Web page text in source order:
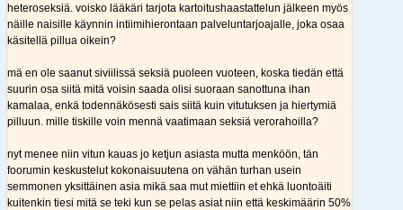
heteroseksiä. voisko lääkäri tarjota kartoitushaastattelun jälkeen myös
näille naisille käynnin intiimihierontaan palveluntarjoajalle, joka osaa
käsitellä pillua oikein?
mä en ole saanut siviilissä seksiä puoleen vuoteen, koska tiedän että
suurin osa siitä mitä voisin saada olisi suoraan sanottuna ihan
kamalaa, enkä todennäkösesti sais siitä kuin vitutuksen ja hiertymiä
pilluun. mille tiskille voin mennä vaatimaan seksiä verorahoilla?
nyt menee niin vitun kauas jo ketjun asiasta mutta menköön, tän
foorumin keskustelut kokonaisuutena on vähän turhan usein
semmonen yksittäinen asia mikä saa mut miettiin et ehkä luontoäiti
kuitenkin tiesi mitä se teki kun se pelas asiat niin että keskimäärin 50%